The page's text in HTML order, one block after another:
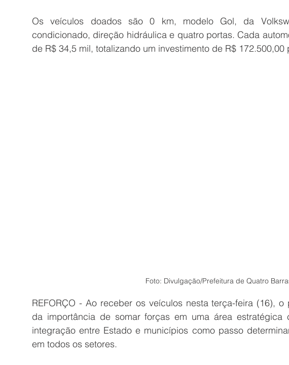
Os veículos doados são 0 km, modelo Gol, da
condicionado, direção hidráulica e quatro portas. Cada
de R$ 34,5 mil, totalizando um investimento de R$ 172.500,00
Foto: Divulgação/Prefeitura de Quatro
REFORÇO - Ao receber os veículos nesta terça-feira (16), o
da importância de somar forças em uma área
integração entre Estado e municípios como passo
em todos os setores.